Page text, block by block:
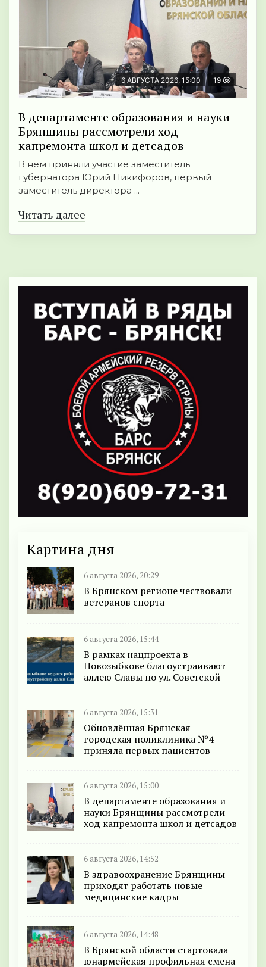
6 АВГУСТА 2026, 15:00 19
В департаменте образования и науки
Брянщины рассмотрели ход
капремонта школ и детсадов
В нем приняли участие заместитель
губернатора Юрий Никифоров, первый
заместитель директора ...
Читать далее
Картина дня
6 августа 2026, 20:29
В Брянском регионе чествовали
ветеранов спорта
6 августа 2026, 15:44
В рамках нацпроекта в
Новозыбкове благоустраивают
аллею Славы по ул. Советской
6 августа 2026, 15:31
Обновлённая Брянская
городская поликлиника №4
приняла первых пациентов
6 августа 2026, 15:00
В департаменте образования и
науки Брянщины рассмотрели
ход капремонта школ и детсадов
6 августа 2026, 14:52
В здравоохранение Брянщины
приходят работать новые
медицинские кадры
6 августа 2026, 14:48
В Брянской области стартовала
юнармейская профильная смена